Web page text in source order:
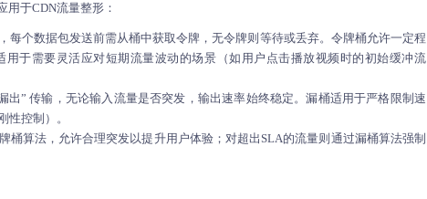
于CDN流量整形：
每个数据包发送前需从桶中获取令牌，无令牌则等待或丢弃。令牌桶允许一定程
于需要灵活应对短期流量波动的场景（如用户点击播放视频时的初始缓冲流
出” 传输，无论输入流量是否突发，输出速率始终稳定。漏桶适用于严格限制速
性控制）。
桶算法，允许合理突发以提升用户体验；对超出SLA的流量则通过漏桶算法强制